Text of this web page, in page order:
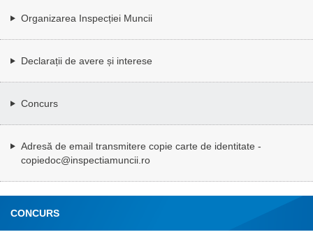
Organizarea Inspecției Muncii
Declarații de avere și interese
Concurs
Adresă de email transmitere copie carte de identitate -
copiedoc@inspectiamuncii.ro
CONCURS